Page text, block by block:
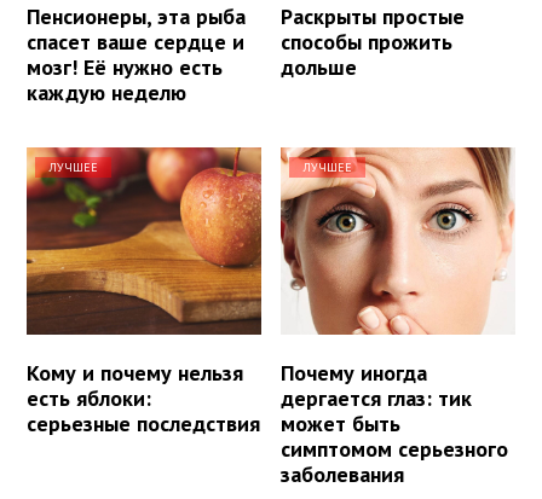
Пенсионеры, эта рыба
спасет ваше сердце и
мозг! Её нужно есть
каждую неделю
Раскрыты простые
способы прожить
дольше
ЛУЧШЕЕ
Кому и почему нельзя
есть яблоки:
серьезные последствия
ЛУЧШЕЕ
Почему иногда
дергается глаз: тик
может быть
симптомом серьезного
заболевания